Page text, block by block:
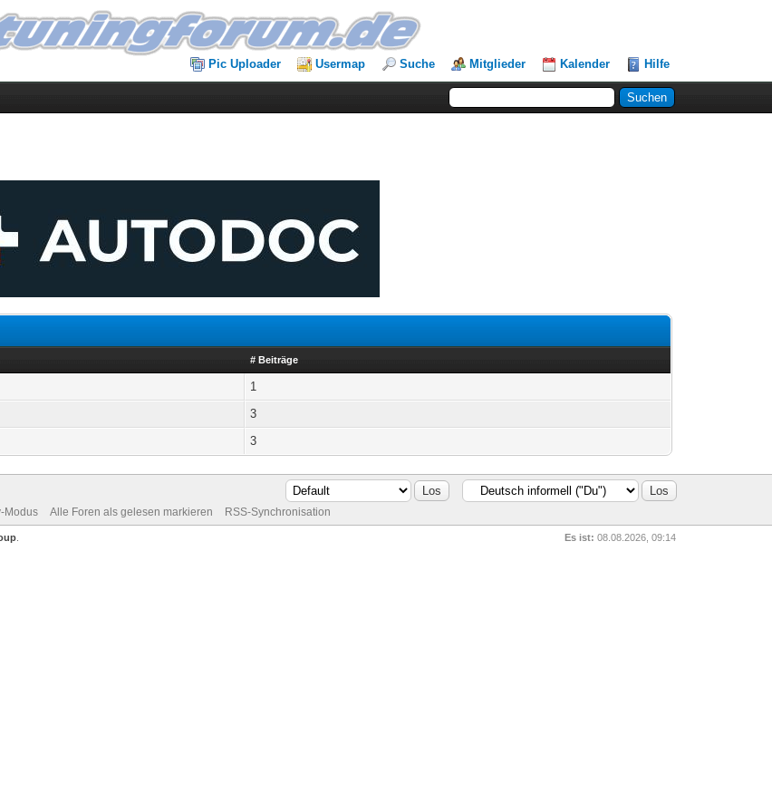
Pic Uploader Usermap Suche Mitglieder Kalender Hilfe
# Beiträge
1
3
3
Modus Alle Foren als gelesen markieren RSS-Synchronisation
Es ist: 08.08.2026, 09:14
.